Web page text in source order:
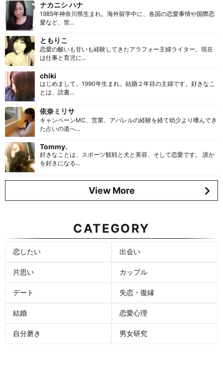
ナカニシ ハナ
1985年神奈川県生まれ。海外留学中に、各国の恋愛事情や国際恋
愛など、世...
ともりこ
恋愛の酸いも甘いも経験してきたアラフォー主婦ライター。現在
は仕事と育児に...
chiki
はじめまして。1990年生まれ。結婚２年目の主婦です。好きなこ
とは、読書...
依奈ミリサ
キャンペーンMC、営業、アパレルの経験を経て幼少より嗜んでき
た占いの道へ...
Tommy.
好きなことは、スポーツ観戦と犬と美容、そして恋愛です。 誰か
を好きになる...
View More
CATEGORY
恋したい 出会い
片思い カップル
デート 失恋・復縁
結婚 恋愛心理
自分磨き 男女研究